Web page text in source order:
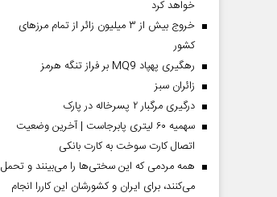
خواهد کرد
خروج بیش از ۳ میلیون زائر از تمام مرز‌های
کشور
رهگیری پهپاد MQ9 بر فراز تنگه هرمز
‌زائران سبز
درگیری مرگبار ۲ پسرخاله در پارک
سهمیه ۶۰ لیتری پابرجاست | آخرین وضعیت
اتصال کارت سوخت به کارت بانکی
همه مردمی که این سختی‌ها را می‌بینند و تحمل
می‌کنند، برای ایران و کشورشان این کاررا انجام